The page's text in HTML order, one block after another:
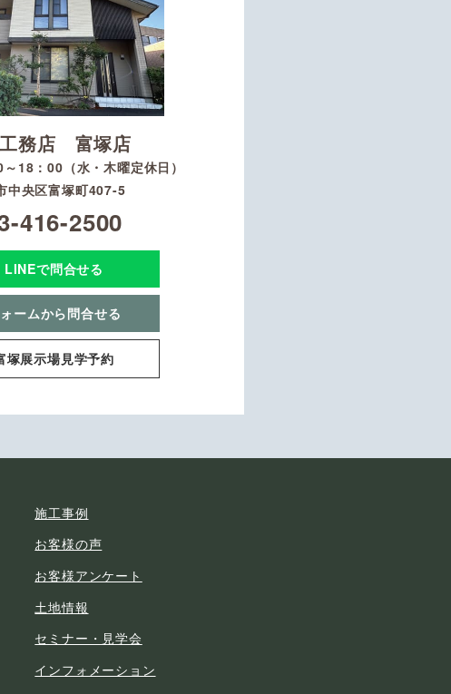
務店 富塚店
18：00（水・木曜定休日）
中央区富塚町407-5
416-2500
LINEで問合せる
ームから問合せる
塚展示場見学予約
施工事例
お客様の声
お客様アンケート
土地情報
セミナー・見学会
インフォメーション